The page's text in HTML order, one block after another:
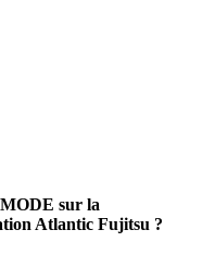
sur la
Atlantic Fujitsu ?